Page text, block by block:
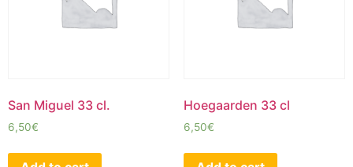
San Miguel 33 cl.
6,50€
Hoegaarden 33 cl
6,50€